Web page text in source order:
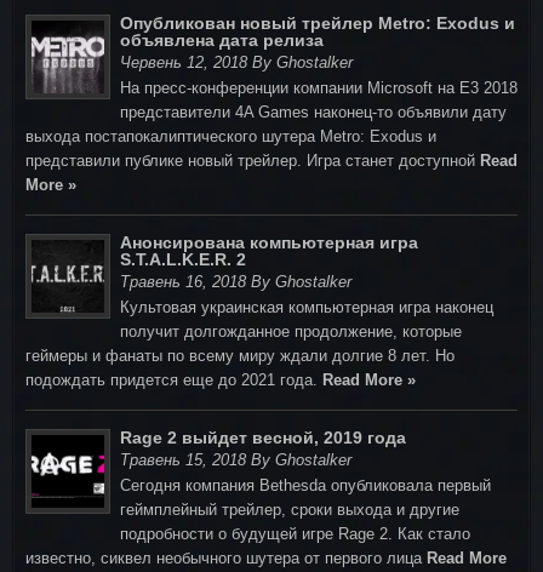
Опубликован новый трейлер Metro: Exodus и
объявлена дата релиза
Червень 12, 2018 By Ghostalker
На пресс-конференции компании Microsoft на E3 2018
представители 4A Games наконец-то объявили дату
выхода постапокалиптического шутера Metro: Exodus и
представили публике новый трейлер. Игра станет доступной Read
More »
Анонсирована компьютерная игра
S.T.A.L.K.E.R. 2
Травень 16, 2018 By Ghostalker
Культовая украинская компьютерная игра наконец
получит долгожданное продолжение, которые
геймеры и фанаты по всему миру ждали долгие 8 лет. Но
подождать придется еще до 2021 года. Read More »
Rage 2 выйдет весной, 2019 года
Травень 15, 2018 By Ghostalker
Cегодня компания Bethesda опубликовала первый
геймплейный трейлер, сроки выхода и другие
подробности о будущей игре Rage 2. Как стало
известно, сиквел необычного шутера от первого лица Read More